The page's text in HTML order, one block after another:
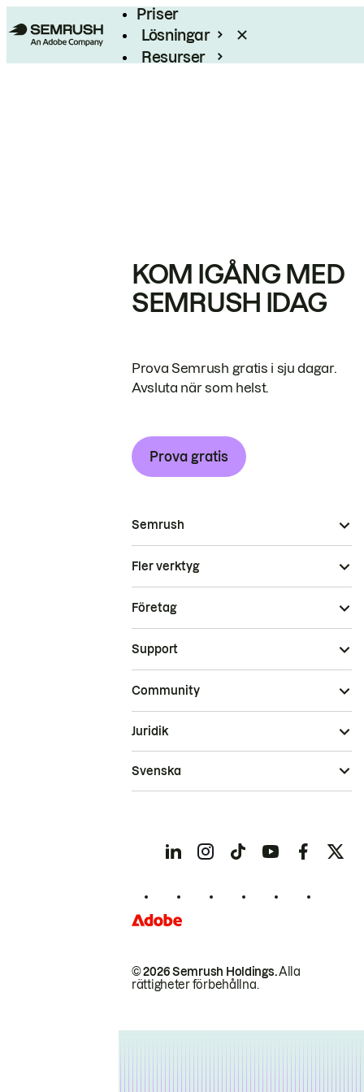
Priser
Lösningar
Resurser
KOM IGÅNG MED
SEMRUSH IDAG
Prova Semrush gratis i sju dagar.
Avsluta när som helst.
Prova gratis
Semrush
Fler verktyg
Företag
Support
Community
© 2026 Semrush Holdings.Alla
rättigheter förbehållna.
Juridik
Svenska